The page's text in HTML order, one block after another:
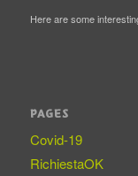
Here are some
PAGES
Covid-19
RichiestaOK